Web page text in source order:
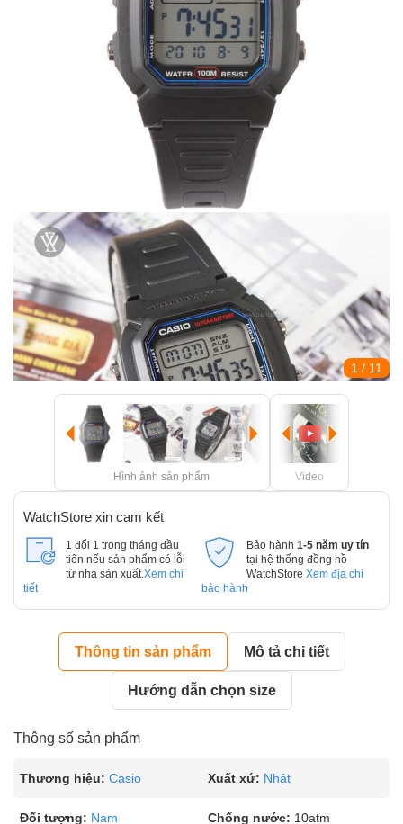
1 / 11
Hình ảnh sản phẩm Video
WatchStore xin cam kết
1 đổi 1 trong tháng đầu
tiên nếu sản phẩm có lỗi
từ nhà sản xuất. Xem chi
tiết
Bảo hành 1-5 năm uy tín
tại hệ thống đồng hồ
WatchStore Xem địa chỉ
bảo hành
Thông tin sản phẩm Mô tả chi tiết
Hướng dẫn chọn size
Thông số sản phẩm
Thương hiệu: Casio Xuất xứ: Nhật
Đối tượng: Nam Chống nước: 10atm